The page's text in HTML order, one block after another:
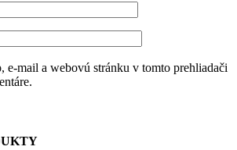
e-mail a webovú stránku v tomto prehliadači